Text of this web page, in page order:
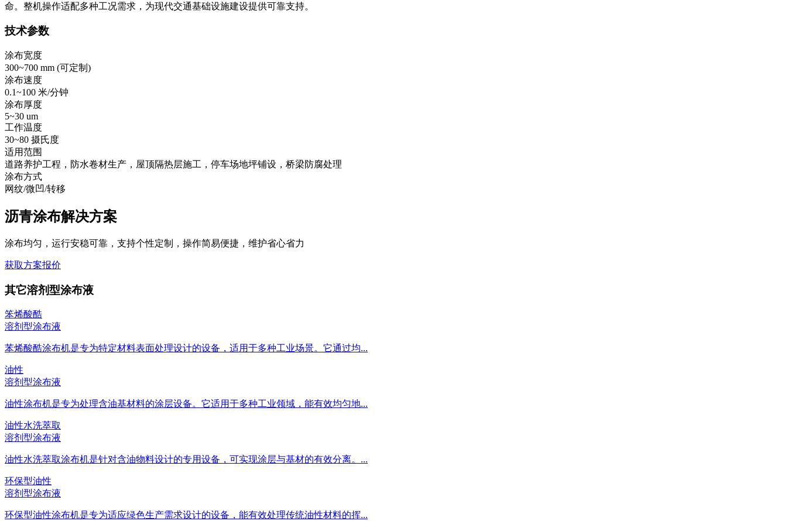
命。整机操作适配多种工况需求，为现代交通基础设施建设提供可靠支持。
技术参数
涂布宽度
300~700 mm (可定制 )
涂布速度
0.1~100 米/分钟
涂布厚度
5~30 um
工作温度
30~80 摄氏度
适用范围
道路养护工程，防水卷材生产，屋顶隔热层施工，停车场地坪铺设，桥梁防腐处理
涂布方式
网纹/微凹/转移
沥青涂布解决方案
涂布均匀，运行安稳可靠，支持个性定制，操作简易便捷，维护省心省力
获取方案报价
其它溶剂型涂布液
笨烯酸酷
溶剂型涂布液
苯烯酸酷涂布机是专为特定材料表面处理设计的设备，适用于多种工业场景。它通过均...
油性
溶剂型涂布液
油性涂布机是专为处理含油基材料的涂层设备。它适用于多种工业领域，能有效均匀地...
油性水洗萃取
溶剂型涂布液
油性水洗萃取涂布机是针对含油物料设计的专用设备，可实现涂层与基材的有效分离。...
环保型油性
溶剂型涂布液
环保型油性涂布机是专为适应绿色生产需求设计的设备，能有效处理传统油性材料的挥...